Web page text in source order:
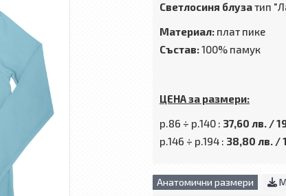
Светлосиня блузатип
Материал: плат пике
Състав:100% памук
ЦЕНА за размери:
р.86 ÷ р.140 : 37,60 лв. /
р.146 ÷ р.194 : 38,80 лв. /
Анатомични размери